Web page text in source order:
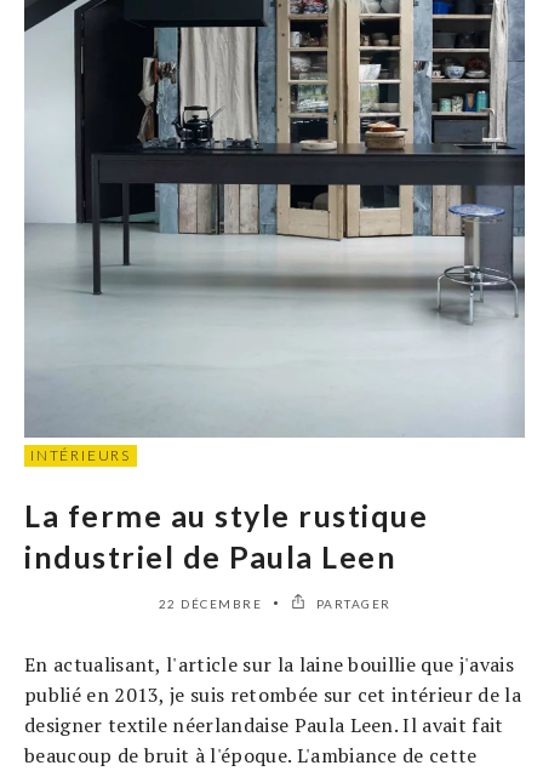
INTÉRIEURS
La ferme au style rustique
industriel de Paula Leen
22 DÉCEMBRE PARTAGER
En actualisant, l'article sur la laine bouillie que j'avais
publié en 2013, je suis retombée sur cet intérieur de la
designer textile néerlandaise Paula Leen. Il avait fait
beaucoup de bruit à l'époque. L'ambiance de cette